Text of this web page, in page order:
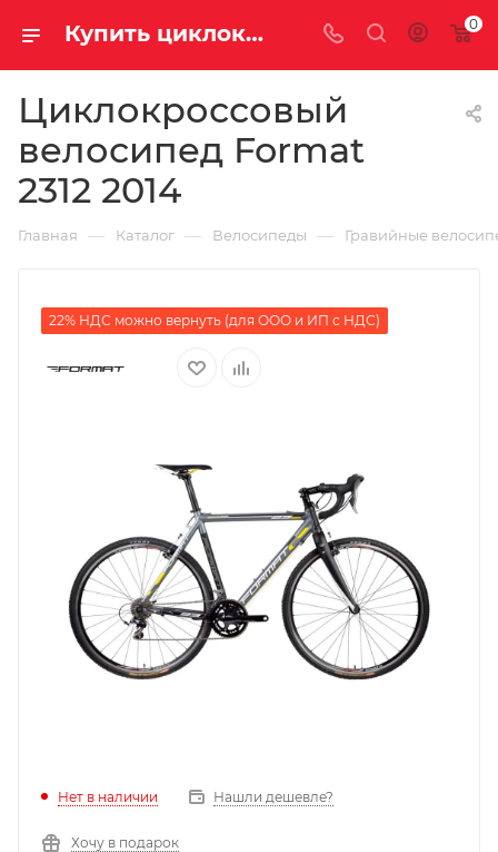
Купить циклокросс Format 2312 2014 на за 42750.00000000 рублей в Саратове и Энгельсе 0
Циклокроссовый
велосипед Format
2312 2014
Главная — Каталог — Велосипеды — Гравийные
22% НДС можно вернуть (для ООО и ИП с НДС)
Нет в наличии Нашли дешевле?
Хочу в подарок